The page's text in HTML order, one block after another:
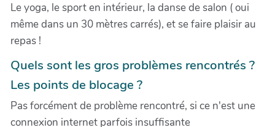
Le yoga, le sport en intérieur, la danse de salon ( oui
même dans un 30 mètres carrés), et se faire plaisir au
repas !
Quels sont les gros problèmes rencontrés ?
Les points de blocage ?
Pas forcément de problème rencontré, si ce n'est une
connexion internet parfois insuffisante